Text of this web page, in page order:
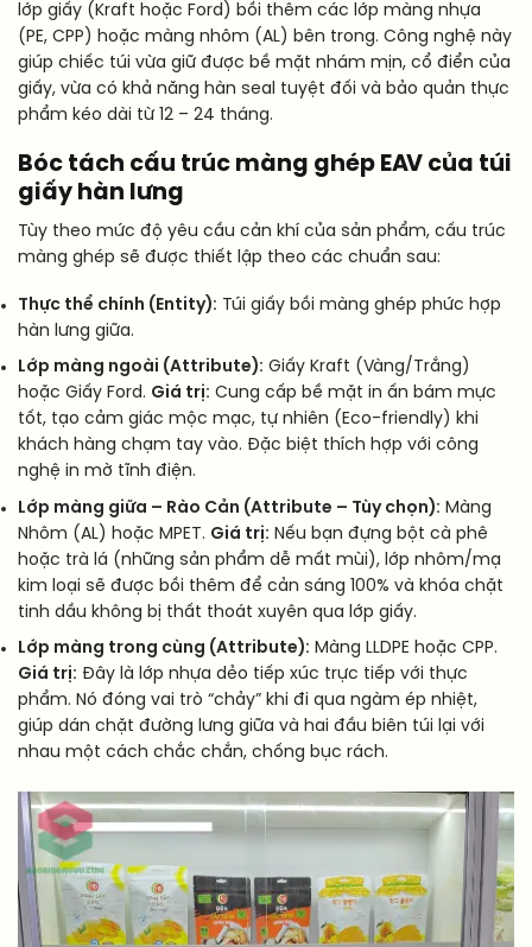
lớp giấy (Kraft hoặc Ford) bồi thêm các lớp màng nhựa
(PE, CPP) hoặc màng nhôm (AL) bên trong. Công nghệ này
giúp chiếc túi vừa giữ được bề mặt nhám mịn, cổ điển của
giấy, vừa có khả năng hàn seal tuyệt đối và bảo quản thực
phẩm kéo dài từ 12 – 24 tháng.
Bóc tách cấu trúc màng ghép EAV của túi
giấy hàn lưng
Tùy theo mức độ yêu cầu cản khí của sản phẩm, cấu trúc
màng ghép sẽ được thiết lập theo các chuẩn sau:
Thực thể chính (Entity): Túi giấy bồi màng ghép phức hợp
hàn lưng giữa.
Lớp màng ngoài (Attribute): Giấy Kraft (Vàng/Trắng)
hoặc Giấy Ford. Giá trị: Cung cấp bề mặt in ấn bám mực
tốt, tạo cảm giác mộc mạc, tự nhiên (Eco-friendly) khi
khách hàng chạm tay vào. Đặc biệt thích hợp với công
nghệ in mờ tĩnh điện.
Lớp màng giữa – Rào Cản (Attribute – Tùy chọn): Màng
Nhôm (AL) hoặc MPET. Giá trị: Nếu bạn đựng bột cà phê
hoặc trà lá (những sản phẩm dễ mất mùi), lớp nhôm/mạ
kim loại sẽ được bồi thêm để cản sáng 100% và khóa chặt
tinh dầu không bị thất thoát xuyên qua lớp giấy.
Lớp màng trong cùng (Attribute): Màng LLDPE hoặc CPP.
Giá trị: Đây là lớp nhựa dẻo tiếp xúc trực tiếp với thực
phẩm. Nó đóng vai trò “chảy” khi đi qua ngàm ép nhiệt,
giúp dán chặt đường lưng giữa và hai đầu biên túi lại với
nhau một cách chắc chắn, chống bục rách.